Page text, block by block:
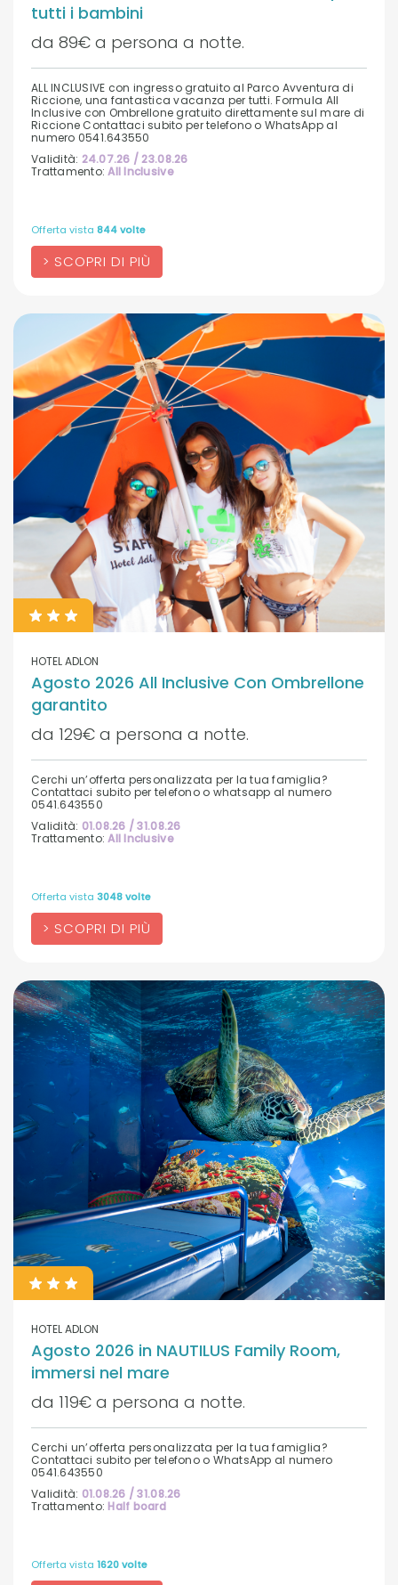
tutti i bambini
da 89€ a persona a notte.
ALL INCLUSIVE con ingresso gratuito al Parco Avventura di
Riccione, una fantastica vacanza per tutti. Formula All
Inclusive con Ombrellone gratuito direttamente sul mare di
Riccione Contattaci subito per telefono o WhatsApp al
numero 0541.643550
Validità: 24.07.26 / 23.08.26
Trattamento:All Inclusive
SCOPRI DI PIÙ
Offerta vista 844 volte
HOTEL ADLON
Agosto 2026 All Inclusive Con Ombrellone
garantito
da 129€ a persona a notte.
Cerchi un’offerta personalizzata per la tua famiglia?
Contattaci subito per telefono o whatsapp al numero
0541.643550
Validità: 01.08.26 / 31.08.26
Trattamento:All Inclusive
SCOPRI DI PIÙ
Offerta vista 3048 volte
HOTEL ADLON
Agosto 2026 in NAUTILUS Family Room,
immersi nel mare
da 119€ a persona a notte.
Cerchi un’offerta personalizzata per la tua famiglia?
Contattaci subito per telefono o WhatsApp al numero
0541.643550
Validità: 01.08.26 / 31.08.26
Trattamento:Half board
Offerta vista 1620 volte